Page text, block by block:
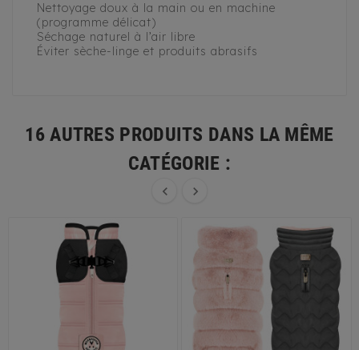
Nettoyage doux à la main ou en machine
(programme délicat)
Séchage naturel à l’air libre
Éviter sèche-linge et produits abrasifs
16 AUTRES PRODUITS DANS LA MÊME
CATÉGORIE :
 